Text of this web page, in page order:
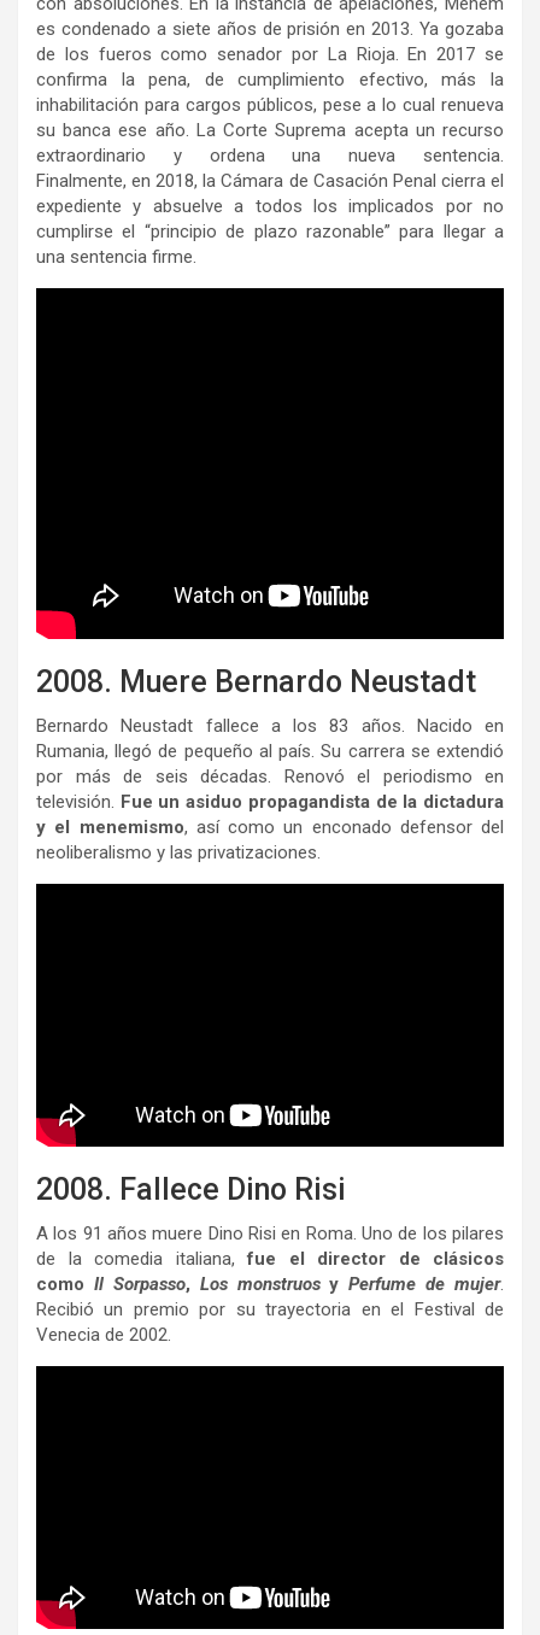
es condenado a siete años de prisión en 2013. Ya gozaba
de los fueros como senador por La Rioja. En 2017 se
confirma la pena, de cumplimiento efectivo, más la
inhabilitación para cargos públicos, pese a lo cual renueva
su banca ese año. La Corte Suprema acepta un recurso
extraordinario y ordena una nueva sentencia.
Finalmente, en 2018, la Cámara de Casación Penal cierra el
expediente y absuelve a todos los implicados por no
cumplirse el “principio de plazo razonable” para llegar a
una sentencia firme.
2008. Muere Bernardo Neustadt
Bernardo Neustadt fallece a los 83 años. Nacido en
Rumania, llegó de pequeño al país. Su carrera se extendió
por más de seis décadas. Renovó el periodismo en
televisión. Fue un asiduo propagandista de la dictadura
y el menemismo, así como un enconado defensor del
neoliberalismo y las privatizaciones.
2008. Fallece Dino Risi
A los 91 años muere Dino Risi en Roma. Uno de los pilares
de la comedia italiana, fue el director de clásicos
como Il Sorpasso, Los monstruosyPerfume de mujer.
Recibió un premio por su trayectoria en el Festival de
Venecia de 2002.